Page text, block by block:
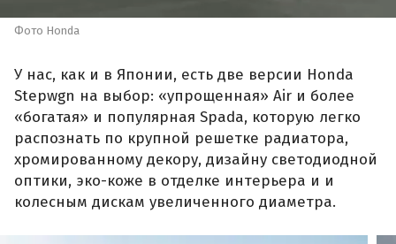
Фото Honda
У нас, как и в Японии, есть две версии Honda
Stepwgn на выбор: «упрощенная» Air и более
«богатая» и популярная Spada, которую легко
распознать по крупной решетке радиатора,
хромированному декору, дизайну светодиодной
оптики, эко-коже в отделке интерьера и и
колесным дискам увеличенного диаметра.